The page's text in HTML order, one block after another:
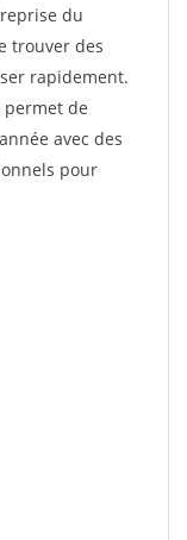
du
trouver des
rapidement.
permet de
avec des
pour